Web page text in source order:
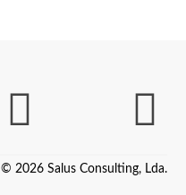
© 2026 Salus Consulting, Lda.